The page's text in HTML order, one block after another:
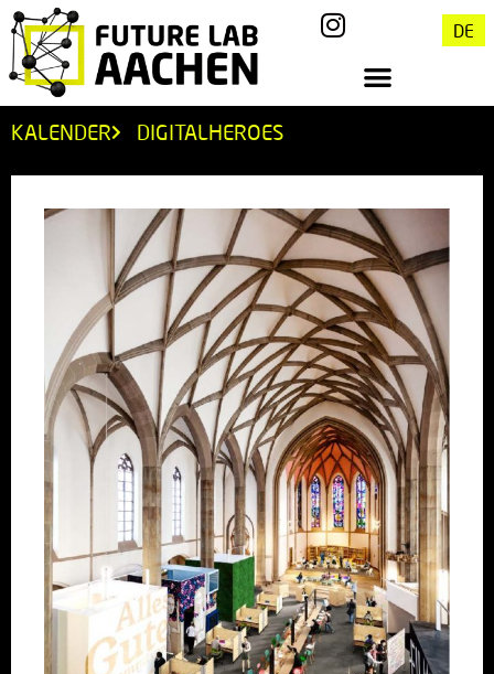
DE
KALENDER DIGITALHEROES